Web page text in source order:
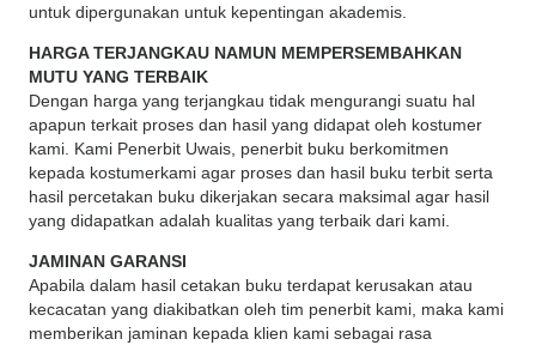
untuk dipergunakan untuk kepentingan akademis.
HARGA TERJANGKAU NAMUN MEMPERSEMBAHKAN
MUTU YANG TERBAIK
Dengan harga yang terjangkau tidak mengurangi suatu hal
apapun terkait proses dan hasil yang didapat oleh kostumer
kami. Kami Penerbit Uwais, penerbit buku berkomitmen
kepada kostumerkami agar proses dan hasil buku terbit serta
hasil percetakan buku dikerjakan secara maksimal agar hasil
yang didapatkan adalah kualitas yang terbaik dari kami.
JAMINAN GARANSI
Apabila dalam hasil cetakan buku terdapat kerusakan atau
kecacatan yang diakibatkan oleh tim penerbit kami, maka kami
memberikan jaminan kepada klien kami sebagai rasa